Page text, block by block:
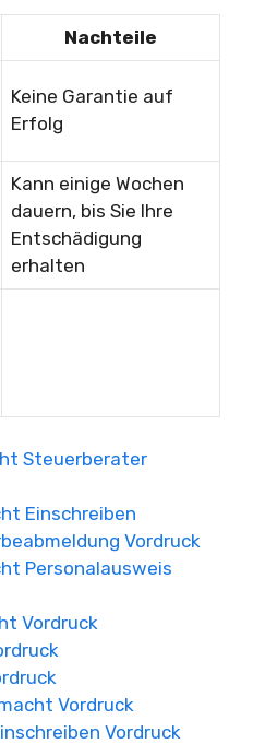
Nachteile
Keine Garantie auf
Erfolg
Kann einige Wochen
dauern, bis Sie Ihre
Entschädigung
erhalten
Steuerberater
Einschreiben
Vordruck
Personalausweis
Vordruck
Vordruck
Vordruck